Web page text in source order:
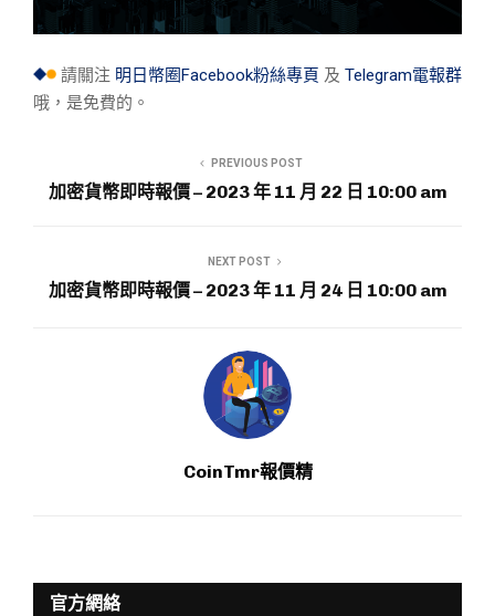
請關注 明日幣圈Facebook粉絲專頁 及 Telegram電報群
哦，是免費的。
PREVIOUS POST
加密貨幣即時報價 – 2023 年 11 月 22 日 10:00 am
NEXT POST
加密貨幣即時報價 – 2023 年 11 月 24 日 10:00 am
CoinTmr報價精
官方網絡